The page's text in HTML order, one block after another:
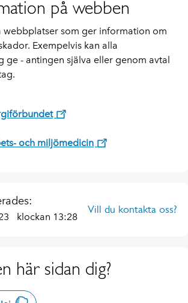
på webben
webbplatser som ger information om
Exempelvis kan alla
ge - antingen själva eller genom avtal
och miljömedicin
klockan 13:28
Vill du kontakta oss?
här sidan dig?